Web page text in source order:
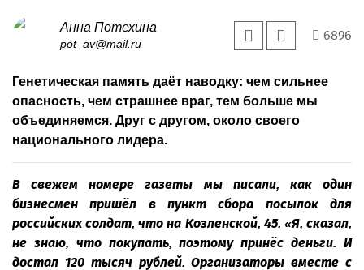
Анна Потехина
pot_av@mail.ru
6896
Генетическая память даёт наводку: чем сильнее
опасность, чем страшнее враг, тем больше мы
объединяемся. Друг с другом, около своего
национального лидера.
В свежем номере газеты мы писали, как один
бизнесмен пришёл в пункт сбора посылок для
российских солдат, что на Козленской, 45. «Я, сказал,
не знаю, что покупать, поэтому принёс деньги. И
достал 120 тысяч рублей. Организаторы вместе с